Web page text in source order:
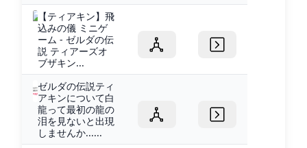
【ティアキン】飛
込みの儀 ミニゲ
ーム - ゼルダの伝
説 ティアーズオ
ブザキン...
ゼルダの伝説ティ
アキンについて白
龍って最初の龍の
泪を見ないと出現
しませんか......